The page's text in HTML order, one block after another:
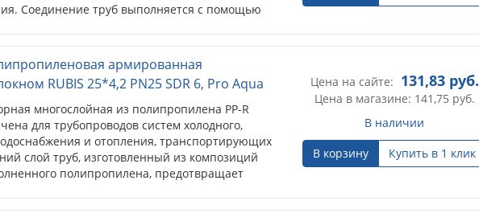
Соединение труб выполняется с помощью
армированная
RUBIS 25*4,2 PN25 SDR 6, Pro Aqua
многослойная из полипропилена PP-R
для трубопроводов систем холодного,
и отопления, транспортирующих
слой труб, изготовленный из композиций
полипропилена, предотвращает
Цена на сайте: 131,83руб.
Цена в магазине: 141,75 руб.
В наличии
В корзину
Купить в 1 клик